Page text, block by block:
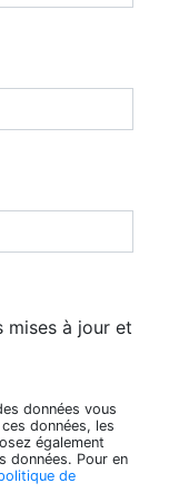
à jour et
données vous
données, les
également
données. Pour en
de